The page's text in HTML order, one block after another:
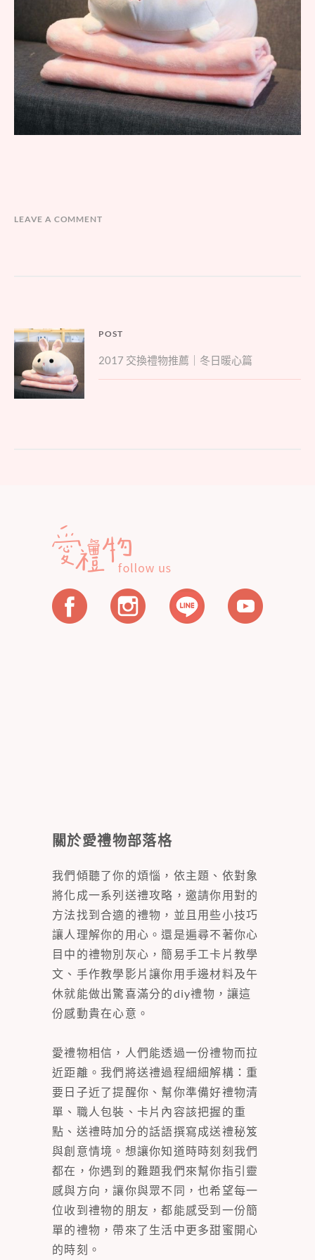
LEAVE A COMMENT
文
導
覽
POST
Parent
post:
2017 交換禮物推薦｜冬日暖心篇
關於愛禮物部落格
我們傾聽了你的煩惱，依主題、依對象
將化成一系列送禮攻略，邀請你用對的
方法找到合適的禮物，並且用些小技巧
讓人理解你的用心。還是遍尋不著你心
目中的禮物別灰心，簡易手工卡片教學
文、手作教學影片讓你用手邊材料及午
休就能做出驚喜滿分的diy禮物，讓這
份感動貴在心意。
愛禮物相信，人們能透過一份禮物而拉
近距離。我們將送禮過程細細解構：重
要日子近了提醒你、幫你準備好禮物清
單、職人包裝、卡片內容該把握的重
點、送禮時加分的話語撰寫成送禮秘笈
與創意情境。想讓你知道時時刻刻我們
都在，你遇到的難題我們來幫你指引靈
感與方向，讓你與眾不同，也希望每一
位收到禮物的朋友，都能感受到一份簡
單的禮物，帶來了生活中更多甜蜜開心
的時刻。